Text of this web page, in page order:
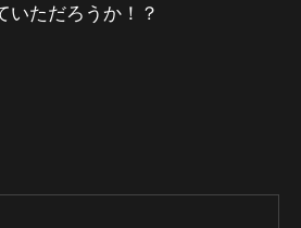
いただろうか！？